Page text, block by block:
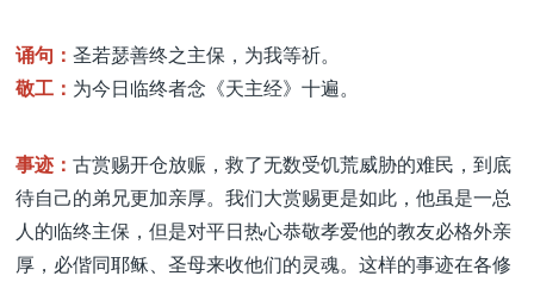
诵句： 圣若瑟善终之主保，为我等祈。
敬工： 为今日临终者念《天主经》十遍。
事迹： 古赏赐开仓放赈，救了无数受饥荒威胁的难民，到底
待自己的弟兄更加亲厚。我们大赏赐更是如此，他虽是一总
人的临终主保，但是对平日热心恭敬孝爱他的教友必格外亲
厚，必偕同耶稣、圣母来收他们的灵魂。这样的事迹在各修